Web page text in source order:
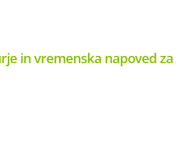
in vremenska napoved za